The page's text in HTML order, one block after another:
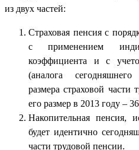
из двух частей:
Страховая пенсия с
с применением
коэффициента и с
(аналога
размера страховой части
его размер в 2013 году –
Накопительная пенсия,
будет идентично
части трудовой пенсии.